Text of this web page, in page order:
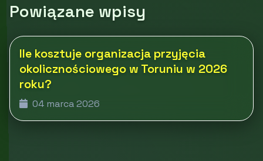
Powiązane wpisy
Ile kosztuje organizacja przyjęcia
okolicznościowego w Toruniu w 2026
roku?
04 marca 2026